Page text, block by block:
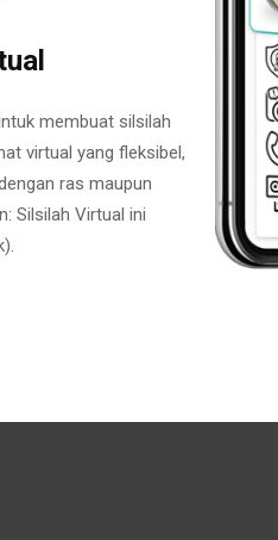
membuat silsilah
virtual yang fleksibel,
ras maupun
Silsilah Virtual ini